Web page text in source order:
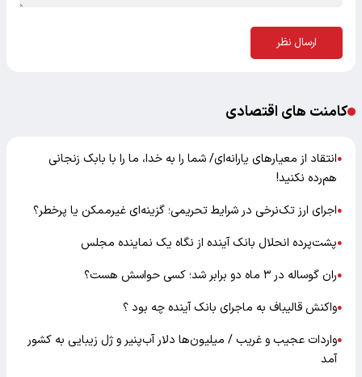
ارسال نظر
کامنت های اقتصادی
●انتقاد از معیارهای یارانه‌ای/ شما را به خدا، ما را با بابک زنجانی
هم‌رده نکنید!
●اجرای ارز تک‌نرخی در شرایط تحریمی؛ گزینه‌ای غیرممکن یا پرخطر؟
●پشت‌پرده انحلال بانک آینده از نگاه یک نماینده مجلس
●ران گوساله در ۳ ماه دو برابر شد؛ کسی حواسش هست؟
●واکنش قالیباف به ماجرای بانک آینده چه بود ؟
●واردات عجیب و غریب / میلیون‌ها دلار آب‌پنیر و ژل زیبایی به کشور
آمد